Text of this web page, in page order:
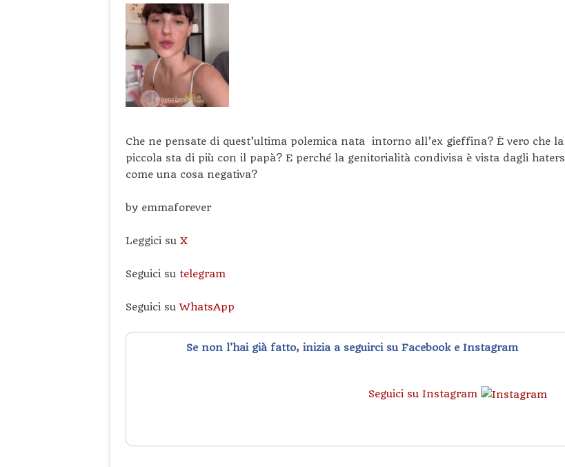
Che ne pensate di quest’ultima polemica nata intorno all’ex gieffina? È vero che la
piccola sta di più con il papà? E perché la genitorialità condivisa è vista dagli haters
come una cosa negativa?
by emmaforever
Leggici su X
Seguici su telegram
Seguici suWhatsApp
Se non l'hai già fatto, inizia a seguirci su Facebook e Instagram
Seguici su Instagram